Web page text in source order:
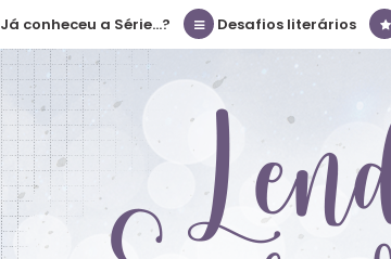
Já conheceu a Série...? Desafios literários